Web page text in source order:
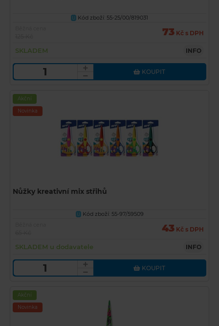
U
Kód zboží: 55-25/00/819031
73 Kč s DPH
SKLADEM INFO
KOUPIT
Akční
Novinka
Nůžky kreativní mix střihů
U Kód zboží: 55-97/59509
43 Kč s DPH
SKLADEM u dodavatele INFO
KOUPIT
Akční
Novinka